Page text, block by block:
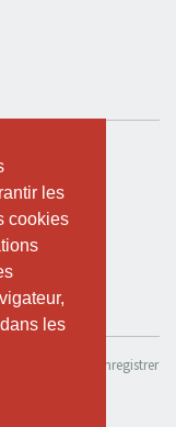
les
cookies
les
les
cookies
les
tu peux l’enregistrer